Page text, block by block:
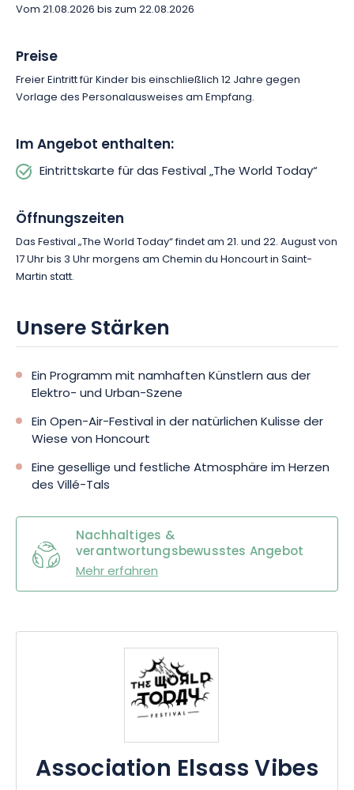
den idealen Rahmen, um die letzten Sommertage in vollen
findet jeder seinen Platz im Herzen dieser Veranstaltung, die
aus der elsässischen Kulturlandschaft nicht mehr
wegzudenken ist.
Sie sich von der einzigartigen Atmosphäre von „The World
Today“ mitreißen und erleben Sie ein Festival im intimen
Rahmen in einer der schönsten Kulissen der Region.
Vom 21.08.2026 bis zum 22.08.2026
Preise
Freier Eintritt für Kinder bis einschließlich 12 Jahre gegen
Vorlage des Personalausweises am Empfang.
Im Angebot enthalten:
Eintrittskarte für das Festival „The World Today“
Öffnungszeiten
Das Festival „The World Today“ findet am 21. und 22. August von
17 Uhr bis 3 Uhr morgens am Chemin du Honcourt in Saint-
Martin statt.
Unsere Stärken
Ein Programm mit namhaften Künstlern aus der
Elektro- und Urban-Szene
Ein Open-Air-Festival in der natürlichen Kulisse der
Wiese von Honcourt
Eine gesellige und festliche Atmosphäre im Herzen
des Villé-Tals
Nachhaltiges &
verantwortungsbewusstes Angebot
Mehr erfahren
Association Elsass Vibes